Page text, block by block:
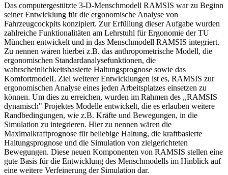
Das computergestützte 3-D-Menschmodell RAMSIS war zu Beginn
seiner Entwicklung für die ergonomische Analyse von
Fahrzeugcockpits konzipiert. Zur Erfüllung dieser Aufgabe wurden
zahlreiche Funktionalitäten am Lehrstuhl für Ergonomie der TU
München entwickelt und in das Menschmodell RAMSIS integriert.
Zu nennen wären hierbei z.B. das anthropometrische Modell, die
ergonomischen Standardanalysefunktionen, die
wahrscheinlichkeitsbasierte Haltungsprognose sowie das
KomfortmodelL Ziel weiterer Entwicklungen ist es, RAMSIS zur
ergonomischen Analyse eines jeden Arbeitsplatzes einsetzen zu
können. Um dies zu erreichen, wurden im Rahmen des ,,RAMSIS
dynamisch" Projektes Modelle entwickelt, die es erlauben weitere
Randbedingungen, wie z.B. Kräfte und Bewegungen, in die
Simulation zu integrieren. Hier zu nennen wären die
Maximalkraftprognose für beliebige Haltung, die kraftbasierte
Haltungsprognose und die Simulation von zielgerichteten
Bewegungen. Diese neuen Komponenten von RAMSIS stellen eine
gute Basis für die Entwicklung des Menschmodells im Hinblick auf
eine weitere Verfeinerung der Simulation dar.